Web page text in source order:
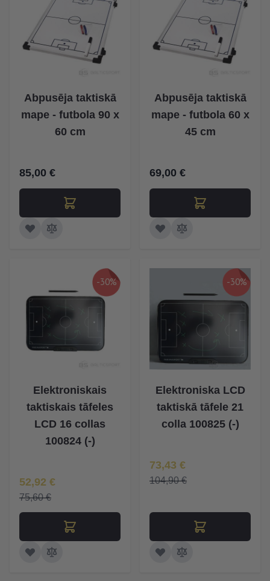
Abpusēja taktiskā
mape - futbola 90 x
60 cm
85,00 €
Abpusēja taktiskā
mape - futbola 60 x
45 cm
69,00 €
-30%
Elektroniskais
taktiskais tāfeles
LCD 16 collas
100824 (-)
Īpaša Cena
52,92 €
75,60 €
-30%
Elektroniska LCD
taktiskā tāfele 21
colla 100825 (-)
Īpaša Cena
73,43 €
104,90 €